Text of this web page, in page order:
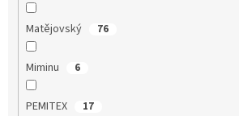
Matějovský 76
Miminu 6
PEMITEX 17